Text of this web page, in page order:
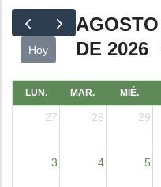
Hoy
AGOSTO
DE 2026
LUN. MAR. MIÉ.
27 28 29
3 4 5